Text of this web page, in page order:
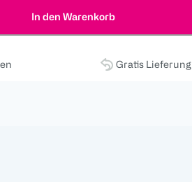
In den Warenkorb
Gratis